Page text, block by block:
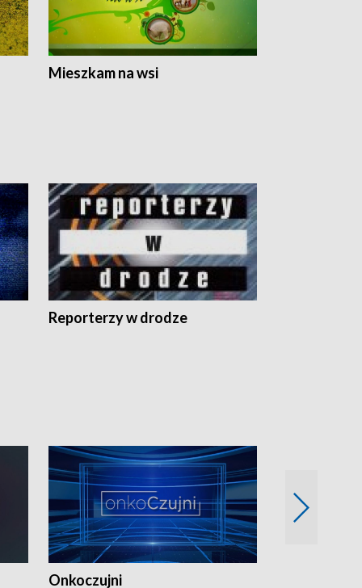
Mieszkam na wsi
Reporterzy w drodze
Onkoczujni